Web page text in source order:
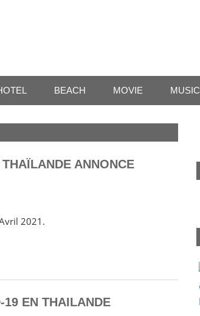
BEACH MOVIE MUSIC
ANNONCE
2021.
19 EN THAILANDE